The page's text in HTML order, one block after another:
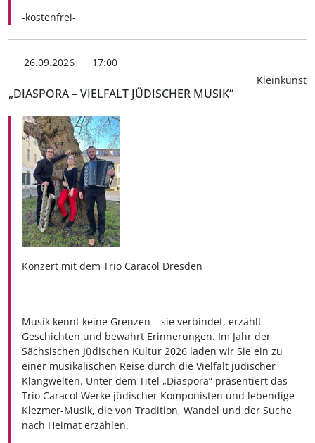
-kostenfrei-
26.09.2026
17:00
Kleinkunst
„DIASPORA – VIELFALT JÜDISCHER MUSIK“
Konzert mit dem Trio Caracol Dresden
Musik kennt keine Grenzen – sie verbindet, erzählt
Geschichten und bewahrt Erinnerungen. Im Jahr der
Sächsischen Jüdischen Kultur 2026 laden wir Sie ein zu
einer musikalischen Reise durch die Vielfalt jüdischer
Klangwelten. Unter dem Titel „Diaspora“ präsentiert das
Trio Caracol Werke jüdischer Komponisten und lebendige
Klezmer-Musik, die von Tradition, Wandel und der Suche
nach Heimat erzählen.